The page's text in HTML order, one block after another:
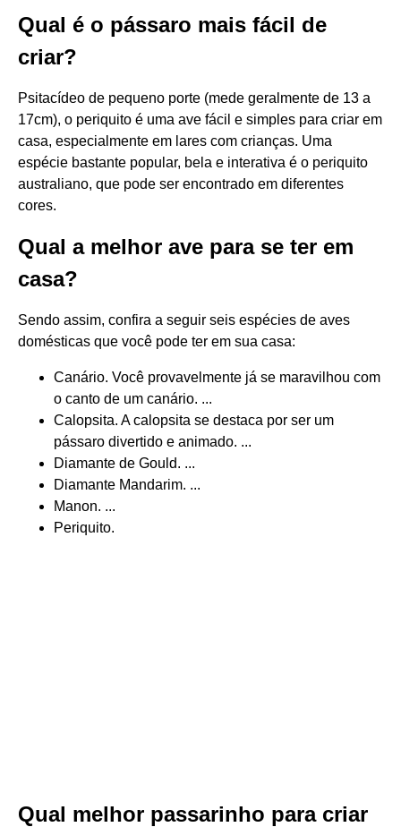
Qual é o pássaro mais fácil de
criar?
Psitacídeo de pequeno porte (mede geralmente de 13 a
17cm), o periquito é uma ave fácil e simples para criar em
casa, especialmente em lares com crianças. Uma
espécie bastante popular, bela e interativa é o periquito
australiano, que pode ser encontrado em diferentes
cores.
Qual a melhor ave para se ter em
casa?
Sendo assim, confira a seguir seis espécies de aves
domésticas que você pode ter em sua casa:
Canário. Você provavelmente já se maravilhou com
o canto de um canário. ...
Calopsita. A calopsita se destaca por ser um
pássaro divertido e animado. ...
Diamante de Gould. ...
Diamante Mandarim. ...
Manon. ...
Periquito.
Qual melhor passarinho para criar